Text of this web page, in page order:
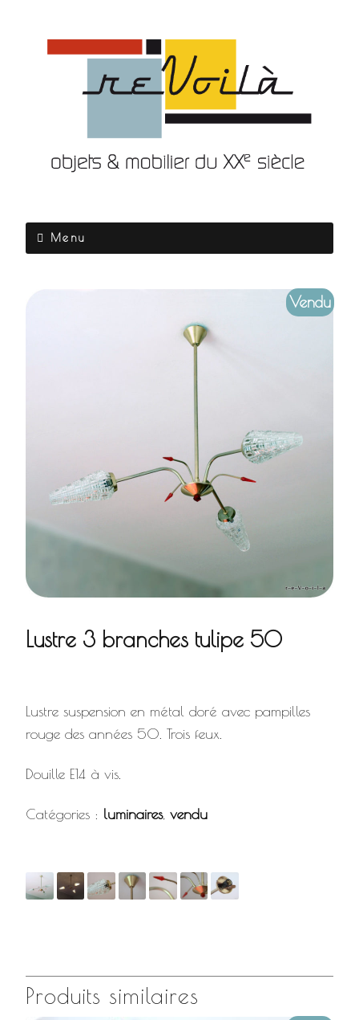
Menu
Vendu
Lustre 3 branches tulipe 50
Lustre suspension en métal doré avec pampilles
rouge des années 50. Trois feux.
Douille E14 à vis.
Catégories : luminaires, vendu
Produits similaires